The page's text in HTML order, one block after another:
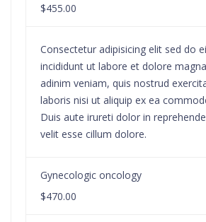
$455.00
Consectetur adipisicing elit sed do
incididunt ut labore et dolore
adinim veniam, quis nostrud
laboris nisi ut aliquip ex ea
Duis aute irureti dolor in
velit esse cillum dolore.
Gynecologic oncology
$470.00